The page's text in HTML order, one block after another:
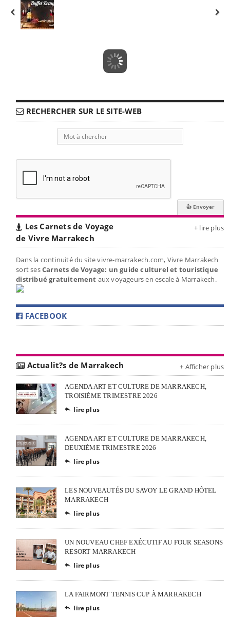
RECHERCHER SUR LE SITE-WEB
Les Carnets de Voyage
de Vivre Marrakech
+ lire plus
Dans la continuité du site vivre-marrakech.com, Vivre Marrakech
sort sesCarnets de Voyage: un guide culturel et touristique
distribué gratuitement aux voyageurs en escale à Marrakech.
FACEBOOK
Actualit?s de Marrakech + Afficher plus
AGENDA ART ET CULTURE DE MARRAKECH,
TROISIÈME TRIMESTRE 2026
 lire plus
AGENDA ART ET CULTURE DE MARRAKECH,
DEUXIÈME TRIMESTRE 2026
 lire plus
LES NOUVEAUTÉS DU SAVOY LE GRAND HÔTEL
MARRAKECH
 lire plus
UN NOUVEAU CHEF EXÉCUTIF AU FOUR SEASONS
RESORT MARRAKECH
 lire plus
LA FAIRMONT TENNIS CUP À MARRAKECH
 lire plus